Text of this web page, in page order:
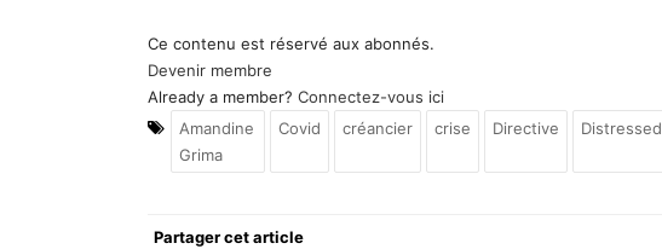
Ce contenu est réservé aux abonnés.
Devenir membre
Already a member? Connectez-vous ici
Amandine
Grima
Covid créancier crise Directive Distressed
Partager cet article